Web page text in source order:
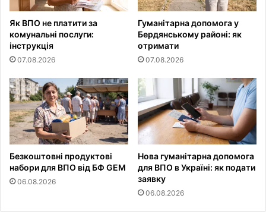
Як ВПО не платити за
комунальні послуги:
інструкція
07.08.2026
Гуманітарна допомога у
Бердянському районі: як
отримати
07.08.2026
Безкоштовні продуктові
набори для ВПО від БФ GEM
06.08.2026
Нова гуманітарна допомога
для ВПО в Україні: як подати
заявку
06.08.2026